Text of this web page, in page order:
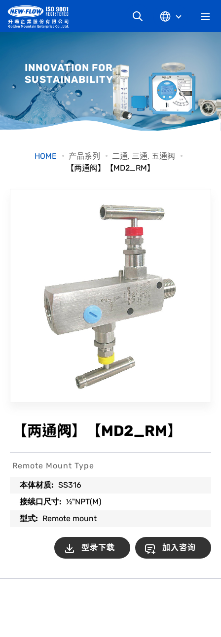
最新消息
知识文章
档案下载
INNOVATION FOR
SUSTAINABILITY
HOME 产品系列
二通, 三通, 五通阀
【两通阀】【MD2_RM】
【两通阀】【MD2_RM】
Remote Mount Type
本体材质: SS316
接续口尺寸: ½"NPT(M)
型式: Remote mount
型录下载 加入咨询